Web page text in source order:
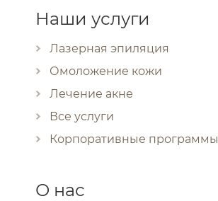
Наши услуги
Лазерная эпиляция
Омоложение кожи
Лечение акне
Все услуги
Корпоративные программы
О нас